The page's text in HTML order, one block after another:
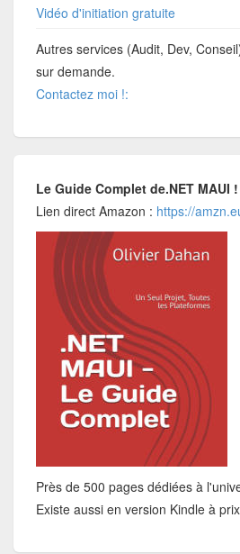
Vidéo d'initiation gratuite
Autres services (Audit, Dev,
sur demande.
Contactez moi !:
Le Guide Complet de.NET MAUI !
Lien direct Amazon : https://
Près de 500 pages dédiées à
Existe aussi en version Kindle à